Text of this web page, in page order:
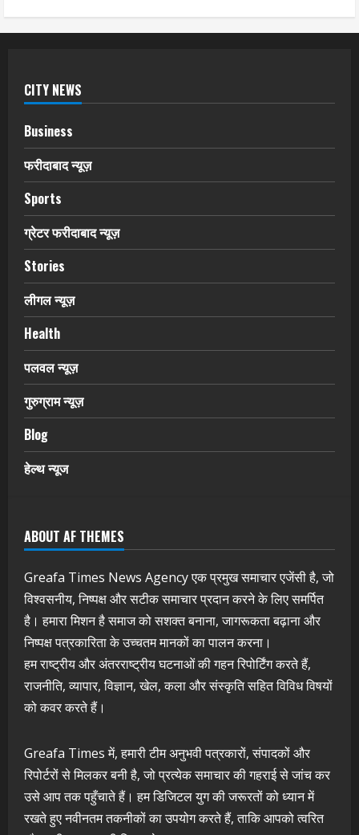
CITY NEWS
Business
फरीदाबाद न्यूज़
Sports
ग्रेटर फरीदाबाद न्यूज़
Stories
लीगल न्यूज़
Health
पलवल न्यूज़
गुरुग्राम न्यूज़
Blog
हेल्थ न्यूज
ABOUT AF THEMES
Greafa Times News Agency एक प्रमुख समाचार एजेंसी है, जो
विश्वसनीय, निष्पक्ष और सटीक समाचार प्रदान करने के लिए समर्पित
है। हमारा मिशन है समाज को सशक्त बनाना, जागरूकता बढ़ाना और
निष्पक्ष पत्रकारिता के उच्चतम मानकों का पालन करना।
हम राष्ट्रीय और अंतरराष्ट्रीय घटनाओं की गहन रिपोर्टिंग करते हैं,
राजनीति, व्यापार, विज्ञान, खेल, कला और संस्कृति सहित विविध विषयों
को कवर करते हैं।
Greafa Times में, हमारी टीम अनुभवी पत्रकारों, संपादकों और
रिपोर्टरों से मिलकर बनी है, जो प्रत्येक समाचार की गहराई से जांच कर
उसे आप तक पहुँचाते हैं। हम डिजिटल युग की जरूरतों को ध्यान में
रखते हुए नवीनतम तकनीकों का उपयोग करते हैं, ताकि आपको त्वरित